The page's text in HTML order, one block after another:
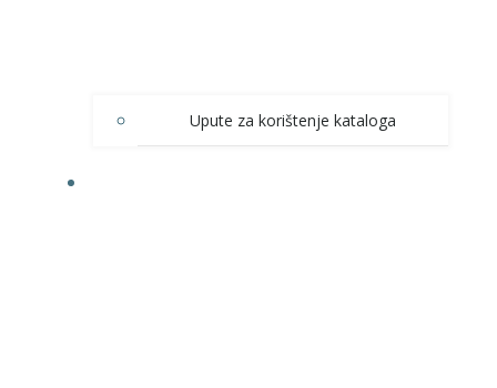
Upute za korištenje kataloga